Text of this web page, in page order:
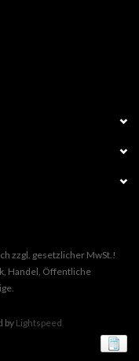
zzgl. gesetzlicher MwSt.!
Handel, Öffentliche
by Lightspeed